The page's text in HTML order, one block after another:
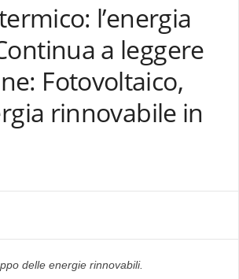
l’energia
a leggere
Fotovoltaico,
rinnovabile in
delle energie rinnovabili.